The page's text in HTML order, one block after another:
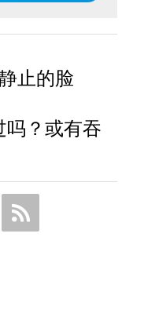
止的脸
吗？或有吞